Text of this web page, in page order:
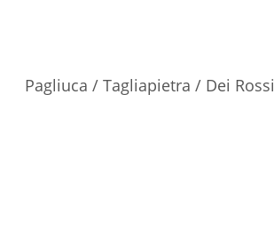
Pagliuca / Tagliapietra / Dei Rossi